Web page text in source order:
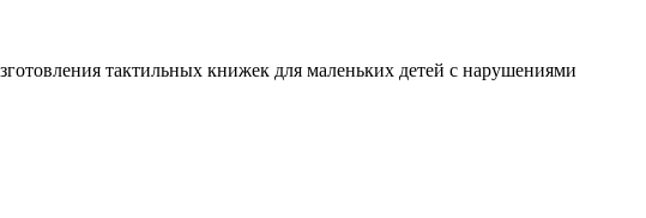
тактильных книжек для маленьких детей с нарушениями